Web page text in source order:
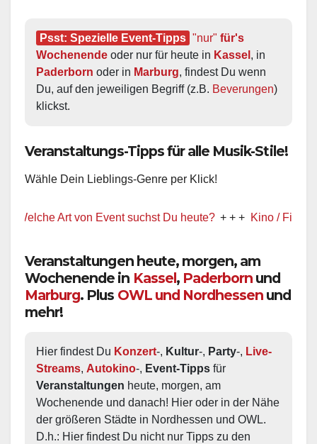
Psst: Spezielle Event-Tipps "nur" für's
Wochenende oder nur für heute in Kassel
Paderborn oder in Marburg, findest Du wenn
Du, auf den jeweiligen Begriff (z.B. Beverungen)
klickst.
Veranstaltungs-Tipps für alle Musik-Stile!
Wähle Dein Lieblings-Genre per Klick!
Art von Event suchst Du heute? + + + Kino / Film + + +
Veranstaltungen heute, morgen, am
Wochenende in Kassel, Paderborn und
Marburg. Plus OWL und Nordhessen und
mehr!
Hier findest Du Konzert-, Kultur-, Party-, Live-
Streams, Autokino-, Event-Tipps
Veranstaltungen heute, morgen, am
Wochenende und danach! Hier oder in der Nähe
der größeren Städte in Nordhessen und OWL.
D.h.: Hier findest Du nicht nur Tipps zu den